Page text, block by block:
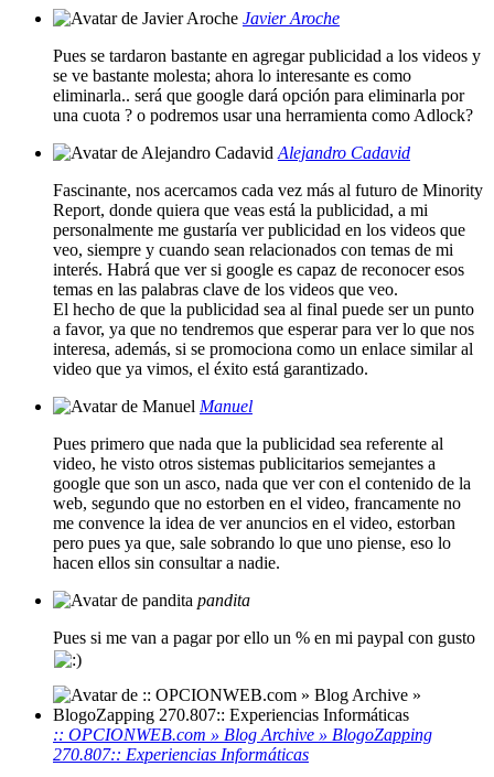
Javier Aroche
Pues se tardaron bastante en agregar publicidad a los videos y
se ve bastante molesta; ahora lo interesante es como
eliminarla.. será que google dará opción para eliminarla por
una cuota ? o podremos usar una herramienta como Adlock?
Alejandro Cadavid
Fascinante, nos acercamos cada vez más al futuro de Minority
Report, donde quiera que veas está la publicidad, a mi
personalmente me gustaría ver publicidad en los videos que
veo, siempre y cuando sean relacionados con temas de mi
interés. Habrá que ver si google es capaz de reconocer esos
temas en las palabras clave de los videos que veo.
El hecho de que la publicidad sea al final puede ser un punto
a favor, ya que no tendremos que esperar para ver lo que nos
interesa, además, si se promociona como un enlace similar al
video que ya vimos, el éxito está garantizado.
Manuel
Pues primero que nada que la publicidad sea referente al
video, he visto otros sistemas publicitarios semejantes a
google que son un asco, nada que ver con el contenido de la
web, segundo que no estorben en el video, francamente no
me convence la idea de ver anuncios en el video, estorban
pero pues ya que, sale sobrando lo que uno piense, eso lo
hacen ellos sin consultar a nadie.
pandita
Pues si me van a pagar por ello un % en mi paypal con gusto
:: OPCIONWEB.com » Blog Archive » BlogoZapping
270.807:: Experiencias Informáticas